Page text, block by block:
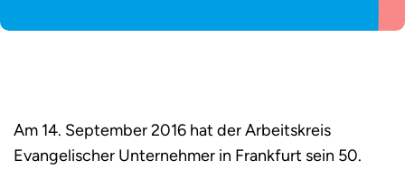
Am 14. September 2016 hat der Arbeitskreis
Evangelischer Unternehmer in Frankfurt sein 50.